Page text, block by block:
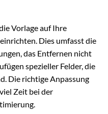
Vorlage auf Ihre
Dies umfasst die
das Entfernen nicht
spezieller Felder, die
Die richtige Anpassung
Zeit bei der